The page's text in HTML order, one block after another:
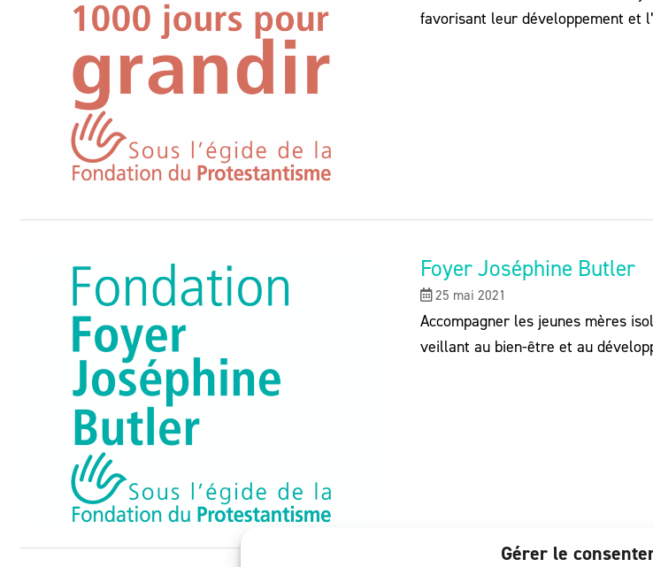
Gérer le
favorisant leur développement et
Foyer Joséphine Butler
25 mai 2021
Accompagner les jeunes mères
veillant au bien-être et au